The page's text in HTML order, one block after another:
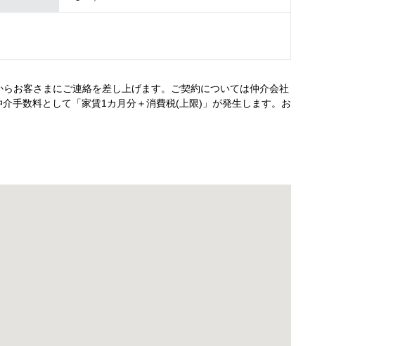
お客さまにご連絡を差し上げます。ご契約については仲介会社
手数料として「家賃1カ月分＋消費税(上限)」が発生します。お